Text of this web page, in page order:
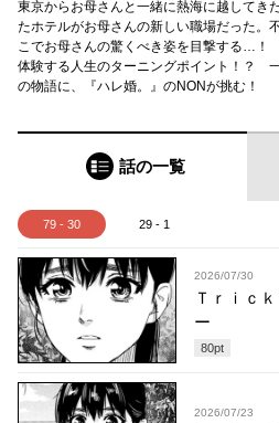
東京からお母さんと一緒に熱海に越してき
たホテルがお母さんの新しい職場だった。
こでお母さんの驚くべき姿を目撃する…！
体験する人生のターニングポイント！？
の物語に、『ハレ婚。』のNONが挑む！
話の一覧
79 - 30 29 - 1
2026/07/30
Ｔｒｉｃ
ー
80pt
2026/07/23